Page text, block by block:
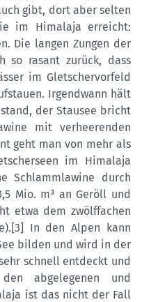
gibt, dort aber selten
im Himalaja erreicht:
Die langen Zungen der
so rasant zurück, dass
im Gletschervorfeld
Irgendwann hält
der Stausee bricht
mit verheerenden
geht man von mehr als
im Himalaja
Schlammlawine durch
Mio. m³ an Geröll und
etwa dem zwölffachen
In den Alpen kann
bilden und wird in der
schnell entdeckt und
abgelegenen und
ist das nicht der Fall